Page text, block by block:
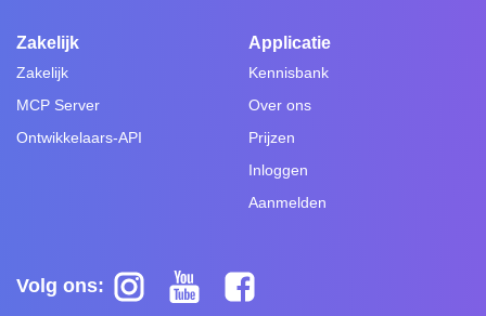
Zakelijk
Zakelijk
MCP Server
Ontwikkelaars-API
Applicatie
Kennisbank
Over ons
Prijzen
Inloggen
Aanmelden
Volg ons: